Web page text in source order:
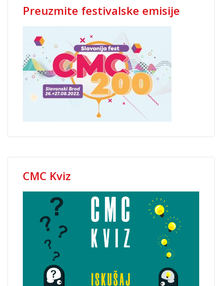
Preuzmite festivalske emisije
CMC Kviz